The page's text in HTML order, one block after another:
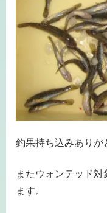
釣果持ち込みありが
またウォンテッド
ます。